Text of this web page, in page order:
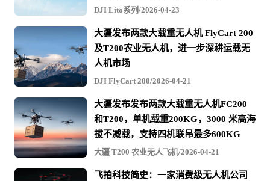
DJI Lito系列/2026-04-23
大疆发布两款大载重无人机 FlyCart 200
及T200农业无人机，进一步深耕运载无
人机市场
DJI FlyCart 200/2026-04-21
大疆发布发布两款大载重无人机FC200
和T200，单机载重200KG，3000 米高海
拔不减载，支持四机联吊最多600KG
大疆 T200 农业无人飞机/2026-04-21
飞拍科技简史：一家消费级无人机公司